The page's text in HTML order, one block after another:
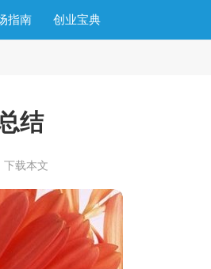
指南 创业宝典
结
下载本文